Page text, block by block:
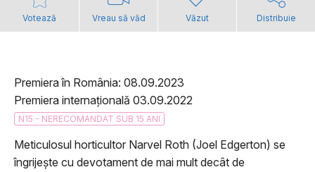
Votează Vreau să văd Văzut Distribuie
Premiera în România: 08.09.2023
Premiera internațională 03.09.2022
N15 - NERECOMANDAT SUB 15 ANI
Meticulosul horticultor Narvel Roth (Joel Edgerton) se
îngrijește cu devotament de mai mult decât de